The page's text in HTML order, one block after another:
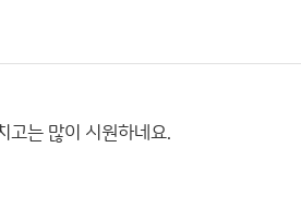
는 많이 시원하네요.